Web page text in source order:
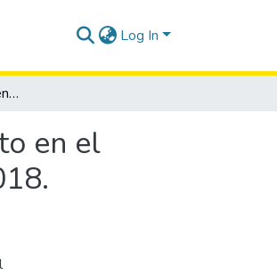
Log In
Diagnóstico de los emprendimientos artesanales y su impacto en el desarrollo socio-económico de la comuna Montañita, año 2018.
en el